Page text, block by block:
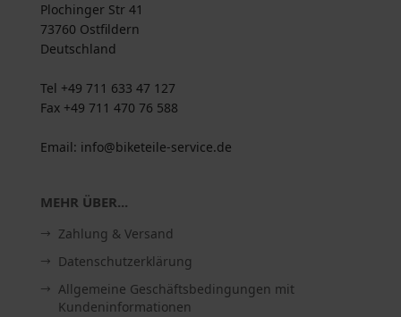
Plochinger Str 41
73760 Ostfildern
Deutschland
Tel +49 711 633 47 127
Fax +49 711 470 76 588
Email: info@biketeile-service.de
MEHR ÜBER...
Zahlung & Versand
Datenschutzerklärung
Allgemeine Geschäftsbedingungen mit
Kundeninformationen